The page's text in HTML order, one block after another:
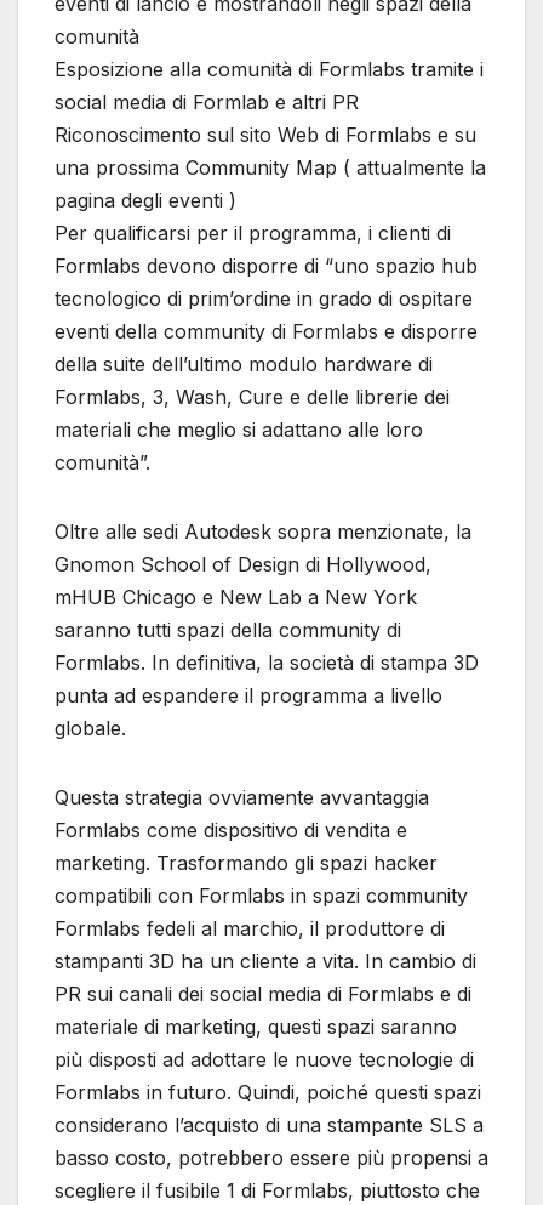
comunità
Esposizione alla comunità di Formlabs tramite i
social media di Formlab e altri PR
Riconoscimento sul sito Web di Formlabs e su
una prossima Community Map ( attualmente la
pagina degli eventi )
Per qualificarsi per il programma, i clienti di
Formlabs devono disporre di “uno spazio hub
tecnologico di prim’ordine in grado di ospitare
eventi della community di Formlabs e disporre
della suite dell’ultimo modulo hardware di
Formlabs, 3, Wash, Cure e delle librerie dei
materiali che meglio si adattano alle loro
comunità”.
Oltre alle sedi Autodesk sopra menzionate, la
Gnomon School of Design di Hollywood,
mHUB Chicago e New Lab a New York
saranno tutti spazi della community di
Formlabs. In definitiva, la società di stampa 3D
punta ad espandere il programma a livello
globale.
Questa strategia ovviamente avvantaggia
Formlabs come dispositivo di vendita e
marketing. Trasformando gli spazi hacker
compatibili con Formlabs in spazi community
Formlabs fedeli al marchio, il produttore di
stampanti 3D ha un cliente a vita. In cambio di
PR sui canali dei social media di Formlabs e di
materiale di marketing, questi spazi saranno
più disposti ad adottare le nuove tecnologie di
Formlabs in futuro. Quindi, poiché questi spazi
considerano l’acquisto di una stampante SLS a
basso costo, potrebbero essere più propensi a
scegliere il fusibile 1 di Formlabs, piuttosto che